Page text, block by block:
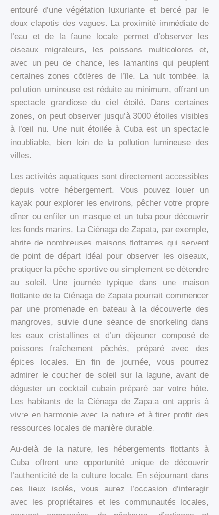
entouré d’une végétation luxuriante et bercé par le
doux clapotis des vagues. La proximité immédiate de
l’eau et de la faune locale permet d’observer les
oiseaux migrateurs, les poissons multicolores et,
avec un peu de chance, les lamantins qui peuplent
certaines zones côtières de l’île. La nuit tombée, la
pollution lumineuse est réduite au minimum, offrant un
spectacle grandiose du ciel étoilé. Dans certaines
zones, on peut observer jusqu’à 3000 étoiles visibles
à l’œil nu. Une nuit étoilée à Cuba est un spectacle
inoubliable, bien loin de la pollution lumineuse des
villes.
Les activités aquatiques sont directement accessibles
depuis votre hébergement. Vous pouvez louer un
kayak pour explorer les environs, pêcher votre propre
dîner ou enfiler un masque et un tuba pour découvrir
les fonds marins. La Ciénaga de Zapata, par exemple,
abrite de nombreuses maisons flottantes qui servent
de point de départ idéal pour observer les oiseaux,
pratiquer la pêche sportive ou simplement se détendre
au soleil. Une journée typique dans une maison
flottante de la Ciénaga de Zapata pourrait commencer
par une promenade en bateau à la découverte des
mangroves, suivie d’une séance de snorkeling dans
les eaux cristallines et d’un déjeuner composé de
poissons fraîchement pêchés, préparé avec des
épices locales. En fin de journée, vous pourrez
admirer le coucher de soleil sur la lagune, avant de
déguster un cocktail cubain préparé par votre hôte.
Les habitants de la Ciénaga de Zapata ont appris à
vivre en harmonie avec la nature et à tirer profit des
ressources locales de manière durable.
Au-delà de la nature, les hébergements flottants à
Cuba offrent une opportunité unique de découvrir
l’authenticité de la culture locale. En séjournant dans
ces lieux isolés, vous aurez l’occasion d’interagir
avec les propriétaires et les communautés locales,